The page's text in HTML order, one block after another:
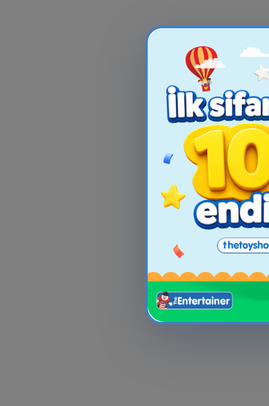
Pazl Clementoni Spa
Maxi Cars On The Road,